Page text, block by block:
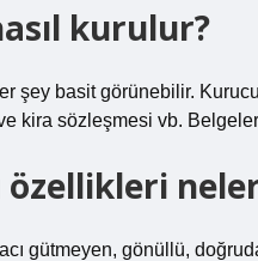
kurulur?
şey basit görünebilir.
kira sözleşmesi vb.
gütmeyen, gönüllü,